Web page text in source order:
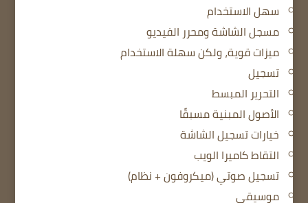
سهل الاستخدام
مسجل الشاشة ومحرر الفيديو
ميزات قوية، ولكن سهلة الاستخدام
تسجيل
التحرير المبسط
الأصول المبنية مسبقًا
خيارات تسجيل الشاشة
التقاط كاميرا الويب
تسجيل صوتي (ميكروفون + نظام)
موسيقى